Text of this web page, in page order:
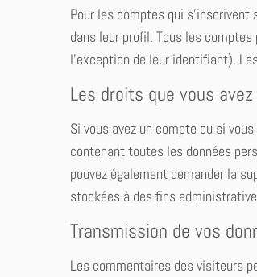
Pour les comptes qui
dans leur profil. Tous les
l’exception de leur identifiant).
Les droits que vous
Si vous avez un compte ou si
contenant toutes les données
pouvez également demander la
stockées à des fins
Transmission de vos
Les commentaires des visiteurs